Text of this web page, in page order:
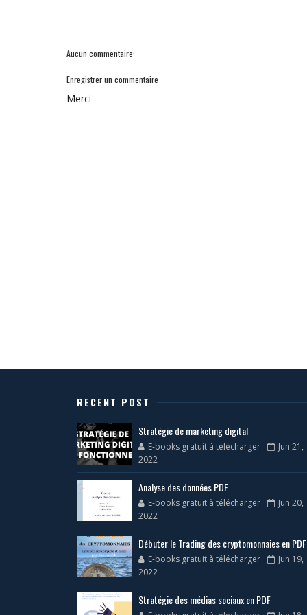
Aucun commentaire:
Enregistrer un commentaire
Merci
RECENT POST
Stratégie de marketing digital
E-books gratuit à télécharger
Jun 21,
2022
Analyse des données PDF
E-books gratuit à télécharger
Jun 20,
2022
Débuter le Trading des cryptomonnaies en PDF
E-books gratuit à télécharger
Jun 19,
2022
Stratégie des médias sociaux en PDF